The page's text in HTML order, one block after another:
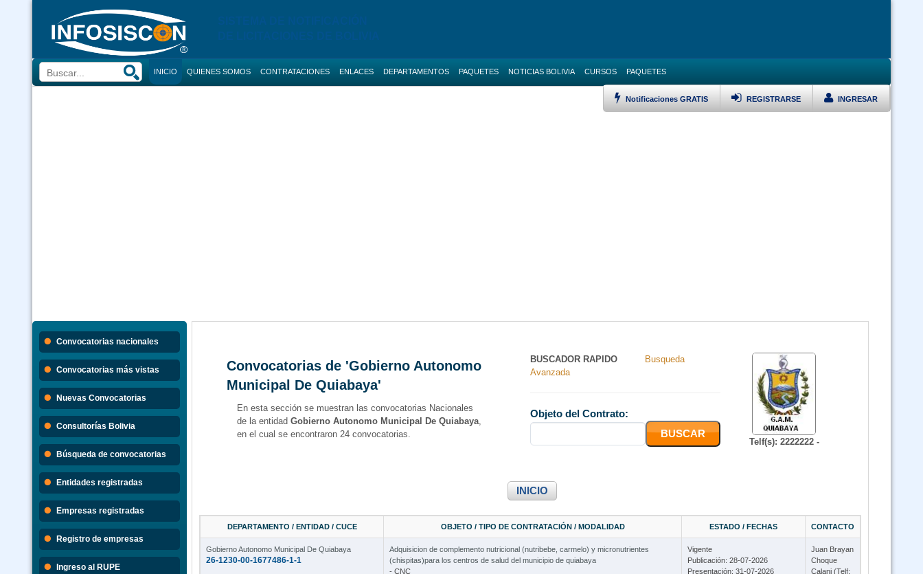
INICIO QUIENES SOMOS CONTRATACIONES ENLACES DEPARTAMENTOS PAQUETES NOTICIAS BOLIVIA CURSOS
LISTAR TODOS LOS CURSOS
PAQUETES
INGRESAR
REGISTRARSE
Notificaciones GRATIS
Convocatorias nacionales
Convocatorias más vistas
Nuevas Convocatorias
Consultorías Bolivia
Búsqueda de convocatorias
Entidades registradas
Empresas registradas
Registro de empresas
Ingreso al RUPE
Convocatorias de 'Gobierno Autonomo
Municipal De Quiabaya'
En esta sección se muestran las convocatorias Nacionales
de la entidad Gobierno Autonomo Municipal De Quiabaya,
en el cual se encontraron 24 convocatorias.
BUSCADOR RAPIDO
Busqueda
Avanzada
Objeto del Contrato:
Telf(s): 2222222 -
INICIO
DEPARTAMENTO / ENTIDAD / CUCE OBJETO / TIPO DE CONTRATACIÓN / MODALIDAD ESTADO / FECHAS CONTACTO
Gobierno Autonomo Municipal De Quiabaya
26-1230-00-1677486-1-1
Adquisicion de complemento nutricional (nutribebe, carmelo) y micronutrientes
(chispitas)para los centros de salud del municipio de quiabaya
- CNC
Vigente
Publicación: 28-07-2026
Presentación: 31-07-2026
Juan Brayan
Choque
Calani (Telf: